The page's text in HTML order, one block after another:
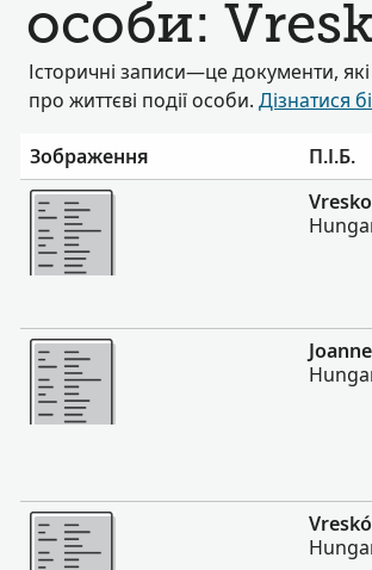
особи:
Історичні записи—це документи,
про життєві події особи. Дізнатися
Зображення П.І.Б.
Більше
Більше
Більше